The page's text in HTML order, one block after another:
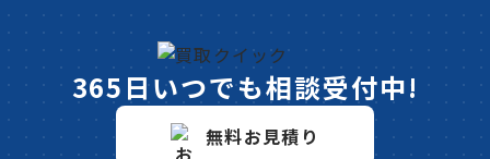
365日いつでも相談受付中!
無料お見積り